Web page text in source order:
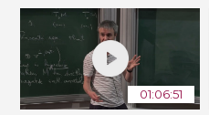
01:06:51